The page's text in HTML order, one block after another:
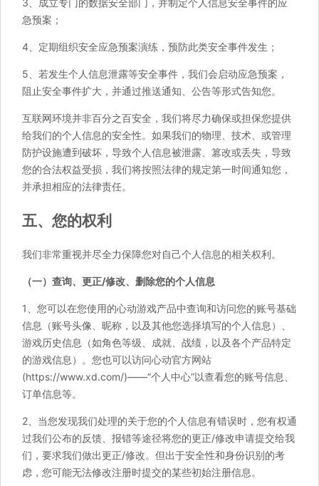
3、成立专门的数据安全部门，并制定个人信息安全事件的应
急预案；
4、定期组织安全应急预案演练，预防此类安全事件发生；
5、若发生个人信息泄露等安全事件，我们会启动应急预案，
阻止安全事件扩大，并通过推送通知、公告等形式告知您。
互联网环境并非百分之百安全，我们将尽力确保或担保您提供
给我们的个人信息的安全性。如果我们的物理、技术、或管理
防护设施遭到破坏，导致个人信息被泄露、篡改或丢失，导致
您的合法权益受损，我们将按照法律的规定第一时间通知您，
并承担相应的法律责任。
五、您的权利
我们非常重视并尽全力保障您对自己个人信息的相关权利。
（一）查询、更正/修改、删除您的个人信息
1、您可以在您使用的心动游戏产品中查询和访问您的账号基础
信息（账号头像、昵称，以及其他您选择填写的个人信息）、
游戏历史信息（如角色等级、成就、战绩，以及各个产品特定
的游戏信息）。您也可以访问心动官方网站
(https://www.xd.com/)——“个人中心”以查看您的账号信息、
订单信息等。
2、当您发现我们处理的关于您的个人信息有错误时，您有权通
过我们公布的反馈、报错等途径将您的更正/修改申请提交给我
们，要求我们做出更正/修改。但出于安全性和身份识别的考
虑，您可能无法修改注册时提交的某些初始注册信息。